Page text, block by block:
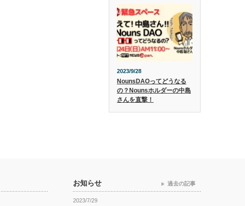
2023/9/28
NounsDAOってどうなる
の？Nounsホルダーの中島
さんを直撃！
お知らせ
2023/7/29
過去の記事